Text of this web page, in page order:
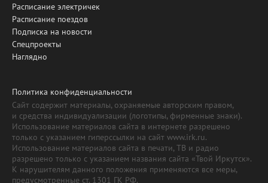
Расписание электричек
Расписание поездов
Подписка на новости
Спецпроекты
Наглядно
Политика конфиденциальности
Сайт содержит материалы, охраняемые авторским правом,
и средства индивидуализации (логотипы, фирменные знаки).
Использование материалов сайта в интернете разрешено
только с указанием гиперссылки на сайт www.irk.ru.
Использование материалов сайта в печати, ТВ и радио
разрешено только с указанием названия сайта «Твой Иркутск».
К нарушителям данного положения применяются все меры,
предусмотренные ст. 1301 ГК РФ.